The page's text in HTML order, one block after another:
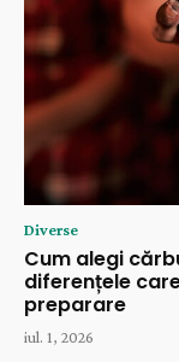
Diverse
Cum alegi
diferențele
preparare
iul. 1, 2026